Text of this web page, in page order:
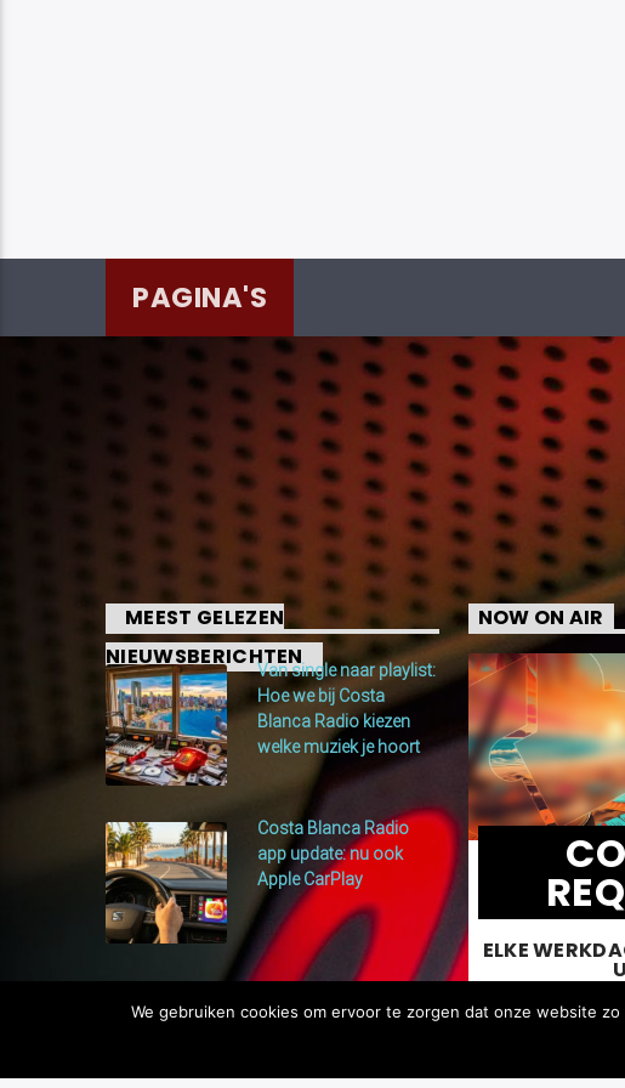
PAGINA'S
MEEST GELEZEN
NIEUWSBERICHTENVan single naar playlist:
Hoe we bij Costa
Blanca Radio kiezen
welke muziek je hoort
Costa Blanca Radio
app update: nu ook
Apple CarPlay
NOW ON AIR
ELKE
Elke werkdag
We gebruiken cookies om ervoor te zorgen dat onze website